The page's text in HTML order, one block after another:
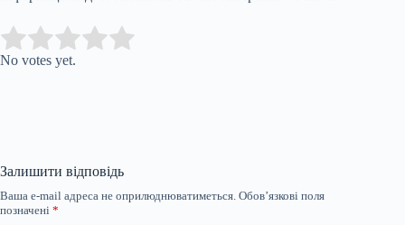
Rate this item:
No votes yet.
Залишити відповідь
Ваша e-mail адреса не оприлюднюватиметься. Обов’язкові поля
позначені *